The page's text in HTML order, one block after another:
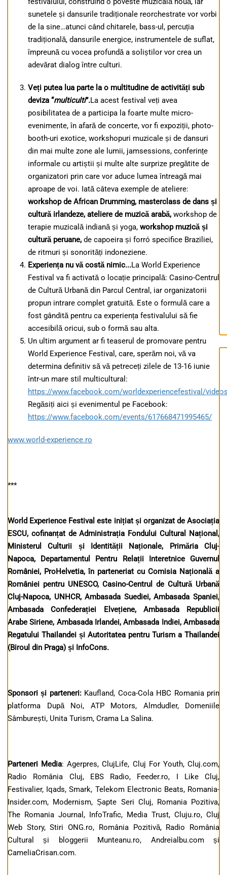
sunetele și dansurile tradiționale reorchestrate vor vorbi
de la sine…atunci când chitarele, bass-ul, percuția
tradițională, dansurile energice, instrumentele de suflat,
împreună cu vocea profundă a soliștilor vor crea un
adevărat dialog între culturi.
Veți putea lua parte la o multitudine de activități sub
deviza “multiculti”.La acest festival veți avea
posibilitatea de a participa la foarte multe micro-
evenimente, în afară de concerte, vor fi expoziții, photo-
booth-uri exotice, workshopuri muzicale și de dansuri
din mai multe zone ale lumii, jamsessions, conferințe
informale cu artiștii și multe alte surprize pregătite de
organizatori prin care vor aduce lumea întreagă mai
aproape de voi. Iată câteva exemple de ateliere:
workshop de African Drumming, masterclass de dans și
cultură irlandeze, ateliere de muzică arabă, workshop de
terapie muzicală indiană și yoga, workshop muzică și
cultură peruane, de capoeira și forró specifice Braziliei,
de ritmuri și sonorități indoneziene.
Experiența nu vă costă nimic...La World Experience
Festival va fi activată o locație principală: Casino-Centrul
de Cultură Urbană din Parcul Central, iar organizatorii
propun intrare complet gratuită. Este o formulă care a
fost gândită pentru ca experiența festivalului să fie
accesibilă oricui, sub o formă sau alta.
Un ultim argument ar fi teaserul de promovare pentru
World Experience Festival, care, sperăm noi, vă va
determina definitiv să vă petreceți zilele de 13-16 iunie
într-un mare stil multicultural:
https://www.facebook.com/worldexperiencefestival/
Regăsiți aici și evenimentul pe Facebook:
https://www.facebook.com/events/617668471995465/
www.world-experience.ro
***
World Experience Festival este inițiat și organizat de Asociația
ESCU, cofinanțat de Administrația Fondului Cultural Național,
Ministerul Culturii și Identității Naționale, Primăria Cluj-
Napoca, Departamentul Pentru Relații Interetnice Guvernul
României, ProHelvetia, în parteneriat cu Comisia Națională a
României pentru UNESCO, Casino-Centrul de Cultură Urbană
Cluj-Napoca, UNHCR, Ambasada Suediei, Ambasada Spaniei,
Ambasada Confederației Elvețiene, Ambasada Republicii
Arabe Siriene, Ambasada Irlandei, Ambasada Indiei, Ambasada
Regatului Thailandei și Autoritatea pentru Turism a Thailandei
(Biroul din Praga) și InfoCons.
Sponsori și parteneri:Kaufland, Coca-Cola HBC Romania prin
platforma După Noi, ATP Motors, Almdudler, Domeniile
Sâmburești, Unita Turism, Crama La Salina.
Parteneri Media: Agerpres, ClujLife, Cluj For Youth, Cluj.com,
Radio România Cluj, EBS Radio, Feeder.ro, I Like Cluj,
Festivalier, Iqads, Smark, Telekom Electronic Beats, Romania-
Insider.com, Modernism, Șapte Seri Cluj, Romania Pozitiva,
The Romania Journal, InfoTrafic, Media Trust, Cluju.ro, Cluj
Web Story, Stiri ONG.ro, România Pozitivă, Radio România
Cultural și bloggerii Munteanu.ro, Andreialbu.com și
CameliaCrisan.com.